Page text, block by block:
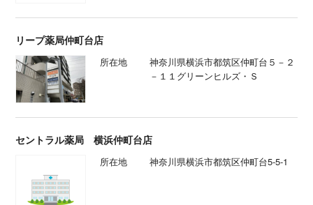
リープ薬局仲町台店
所在地
神奈川県横浜市都筑区仲町台５－２
－１１グリーンヒルズ・Ｓ
セントラル薬局 横浜仲町台店
所在地 神奈川県横浜市都筑区仲町台5-5-1